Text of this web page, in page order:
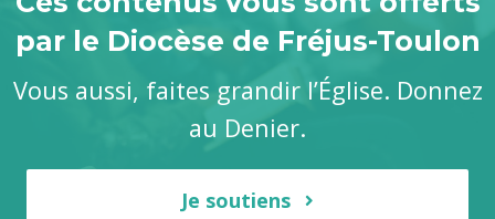
par le Diocèse de Fréjus-Toulon
Vous aussi, faites grandir l’Église. Donnez
au Denier.
Je soutiens